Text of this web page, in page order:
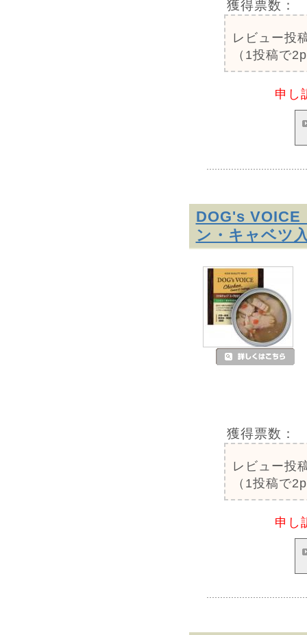
獲得票数：
レビュー投
（1投稿で
申し
DOG's
ン・キャベツ
獲得票数：
レビュー投
（1投稿で
申し